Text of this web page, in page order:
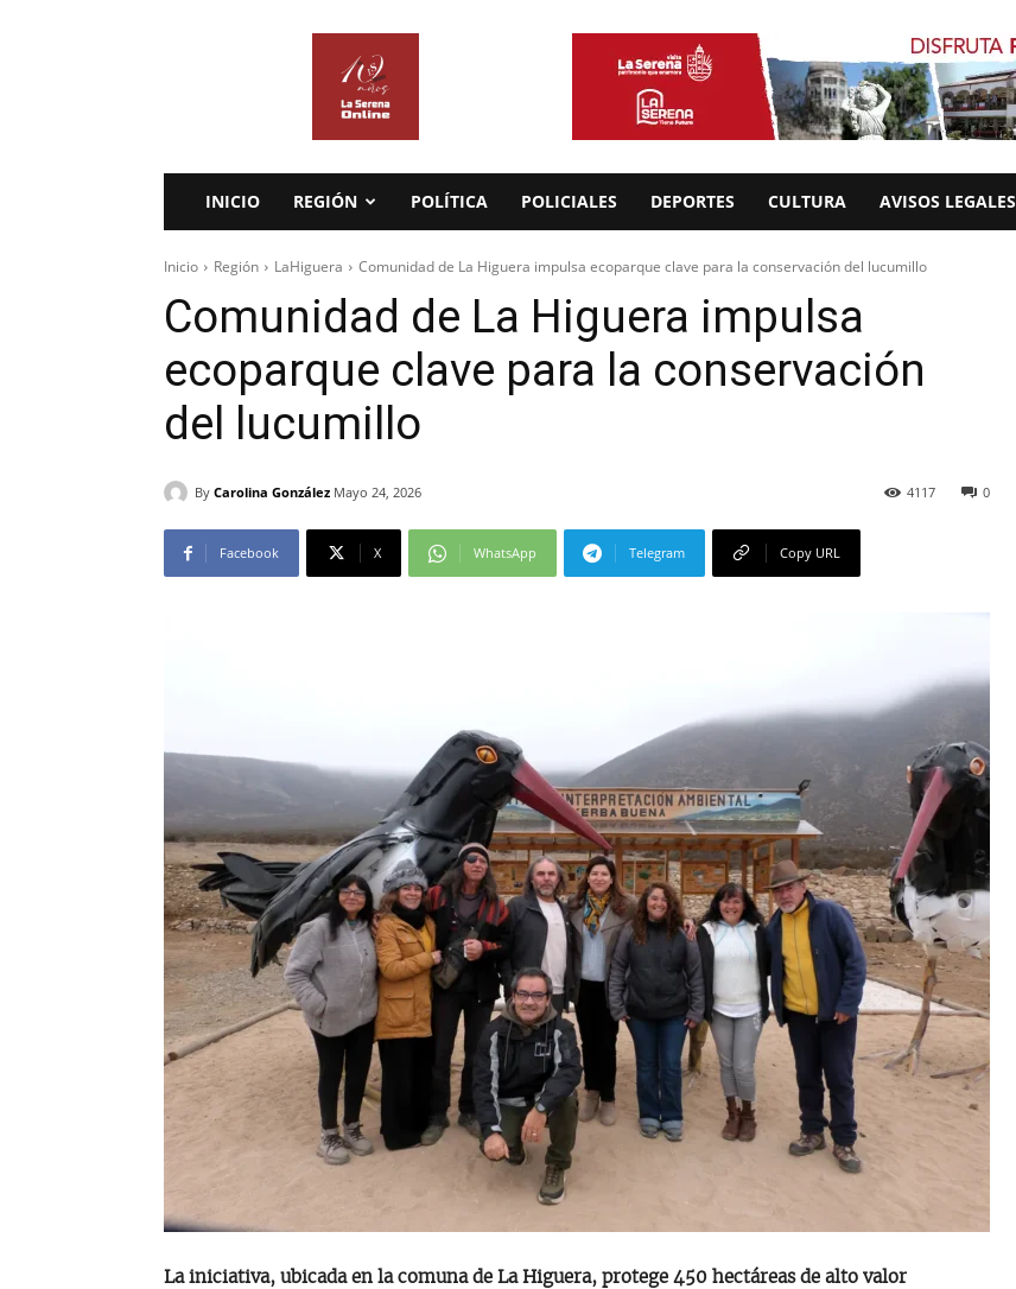
INICIO REGIÓN POLÍTICA POLICIALES DEPORTES CULTURA AVISOS LEGALES
Inicio Región LaHiguera Comunidad de La Higuera impulsa ecoparque clave para la conservación del lucumillo
Comunidad de La Higuera impulsa
ecoparque clave para la conservación
del lucumillo
By Carolina González Mayo 24, 2026 0
4117
Facebook X WhatsApp Telegram Copy URL
La iniciativa, ubicada en la comuna de La Higuera, protege 450 hectáreas de alto valor